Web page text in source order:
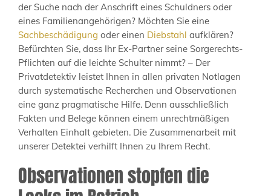
der Suche nach der Anschrift eines Schuldners oder
eines Familienangehörigen? Möchten Sie eine
Sachbeschädigung oder einen Diebstahl aufklären?
Befürchten Sie, dass Ihr Ex-Partner seine Sorgerechts-
Pflichten auf die leichte Schulter nimmt? – Der
Privatdetektiv leistet Ihnen in allen privaten Notlagen
durch systematische Recherchen und Observationen
eine ganz pragmatische Hilfe. Denn ausschließlich
Fakten und Belege können einem unrechtmäßigen
Verhalten Einhalt gebieten. Die Zusammenarbeit mit
unserer Detektei verhilft Ihnen zu Ihrem Recht.
Observationen stopfen die